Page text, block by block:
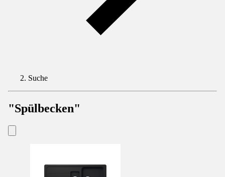
Suche
"Spülbecken"